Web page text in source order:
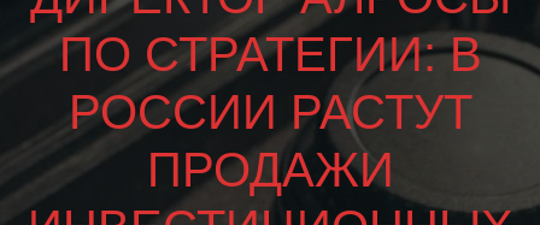
ПО СТРАТЕГИИ: В
РОССИИ РАСТУТ
ПРОДАЖИ